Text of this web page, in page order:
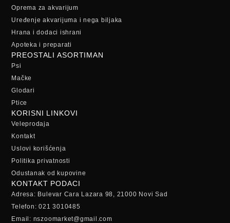
Oprema za akvarijum
Uređenje akvarijuma i nega biljaka
Hrana i dodaci ishrani
Apoteka i preparati
PREOSTALI ASORTIMAN
Psi
Mačke
Glodari
Ptice
KORISNI LINKOVI
Veleprodaja
Kontakt
Uslovi korišćenja
Politika privatnosti
Odustanak od kupovine
KONTAKT PODACI
Adresa: Bulevar Cara Lazara 98, 21000 Novi Sad
Telefon: 021 3010485
Email: nszoomarket@gmail.com